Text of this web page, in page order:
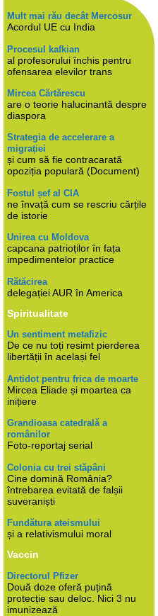
Mult mai rău decât Mercosur
Acordul UE cu India
Procesul kafkian
al profesorului închis pentru
ofensarea elevilor trans
Mircea Cărtărescu
are o teorie halucinantă despre
diaspora
Strategia de accelerare a
migrației
și cum să fie contracarată
opoziția populară (Document)
Fostul șef al CIA
ne învață cum se rescriu cărțile
de istorie
Unirea cu Moldova
capcana patrioților în fața
impedimentelor practice
Rătăcirea
delegației AUR în America
Spiritualitate
Un sentiment metafizic
De ce nu toți resimt pierderea
libertății în același fel
Antidot pentru frica de moarte
Mircea Eliade și moartea ca
inițiere
Grandioasa catedrală a
românilor
Foto-reportaj serial
Colonia cu trei stăpâni
Cine domină România?
întrebarea evitată de falșii
suveraniști
Fundătura ateismului
și a relativismului moral
Vaccin
Directorul Pfizer
Două doze oferă puțină
protecție sau deloc. Nici 3 nu
imunizează